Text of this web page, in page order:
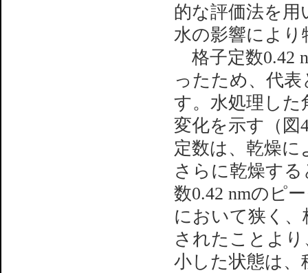
的な評価法を用
水の影響によ
格子定数0.42
ったため、代表
す。水処理した
変化を示す（図
定数は、乾燥
さらに乾燥す
数0.42 nmのピ
において狭く
されたことよ
小した状態は、